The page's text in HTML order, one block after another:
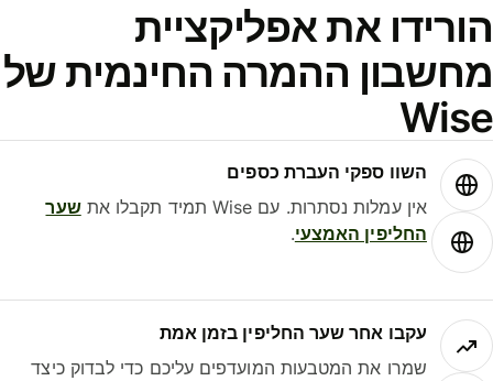
את אפליקציית
ההמרה החינמית של
השוו ספקי העברת כספים
אין עמלות נסתרות. עם Wise תמיד תקבלו את
שער
החליפין האמצעי.
עקבו אחר שער החליפין בזמן אמת
שמרו את המטבעות המועדפים עליכם כדי לבדוק כיצד